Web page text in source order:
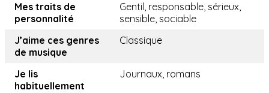
Mes traits de
personnalité
Gentil, responsable, sérieux,
sensible, sociable
J’aime ces genres
de musique
Classique
Je lis
habituellement
Journaux, romans